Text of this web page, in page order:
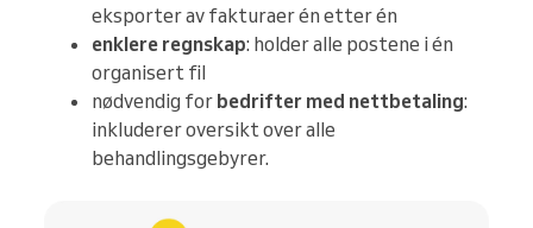
eksporter av fakturaer én etter én
enklere regnskap: holder alle postene i én
organisert fil
nødvendig for bedrifter med nettbetaling:
inkluderer oversikt over alle
behandlingsgebyrer.